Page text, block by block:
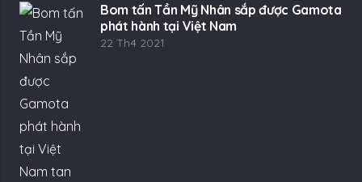
Bom tấn Tần Mỹ Nhân sắp được Gamota
phát hành tại Việt Nam
22 Th4 2021